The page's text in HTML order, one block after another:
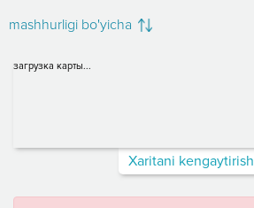
mashhurligi bo'yicha
загрузка карты...
Xaritani kengaytirish